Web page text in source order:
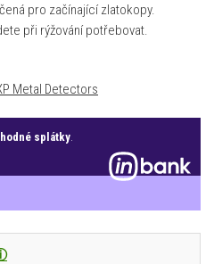
pro začínající zlatokopy.
při rýžování potřebovat.
Metal Detectors
splátky